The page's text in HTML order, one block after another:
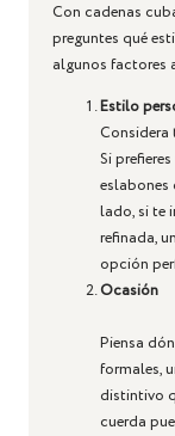
Con cadenas
preguntes qué
algunos factores
Estilo
Si
eslabones
lado, si te
refinada,
opción
Ocasión
Piensa
formales,
distintivo
cuerda